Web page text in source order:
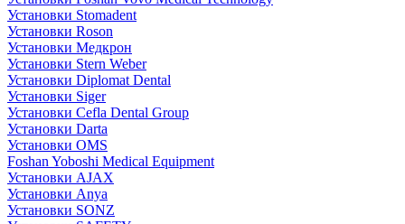
Установки Stomadent
Установки Roson
Установки Медкрон
Установки Stern Weber
Установки Diplomat Dental
Установки Siger
Установки Cefla Dental Group
Установки Darta
Установки OMS
Foshan Yoboshi Medical Equipment
Установки AJAX
Установки Anya
Установки SONZ